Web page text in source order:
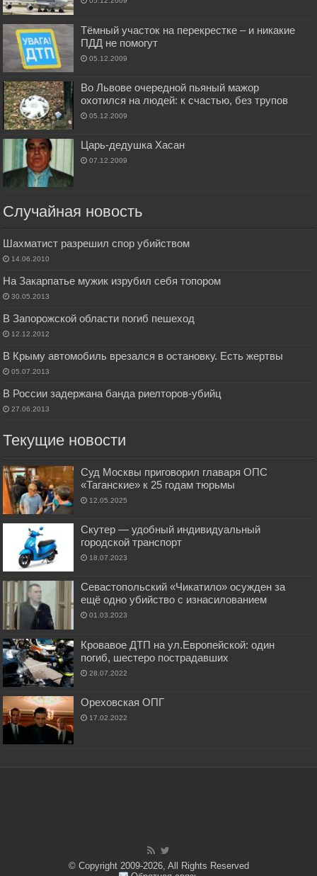
Тёмный участок на перекрестке – и никакие
ПДД не помогут
05.12.2009
Во Львове очередной пьяный мажор
охотился на людей: к счастью, без трупов
05.12.2009
Царь-дедушка Хасан
07.12.2009
Случайная новость
Шахматист разрешил спор убийством
14.06.2010
На Закарпатье мужик изрубил себя топором
30.05.2013
В Запорожской области погиб пешеход
12.12.2012
В Крыму автомобиль врезался в остановку. Есть жертвы
05.07.2013
В России задержана банда риелторов-убийц
27.06.2013
Текущие новости
Суд Москвы приговорил главаря ОПС
«Таганские» к 25 годам тюрьмы
12.05.2025
Скутер — удобный индивидуальный
городской транспорт
18.07.2023
Севастопольский «Чикатило» осужден за
ещё одно убийство с изнасилованием
01.03.2023
Кровавое ДТП на ул.Европейской: один
погиб, шестеро пострадавших
28.07.2022
Ореховская ОПГ
17.02.2022
© Copyright 2009-2026, All Rights Reserved